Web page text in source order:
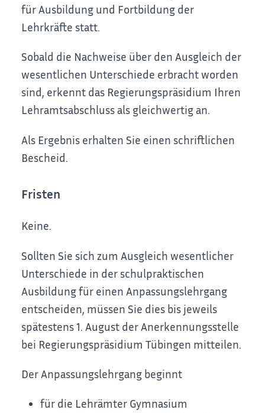
für Ausbildung und Fortbildung der
Lehrkräfte statt.
Sobald die Nachweise über den Ausgleich der
wesentlichen Unterschiede erbracht worden
sind, erkennt das Regierungspräsidium Ihren
Lehramtsabschluss als gleichwertig an.
Als Ergebnis erhalten Sie einen schriftlichen
Bescheid.
Fristen
Keine.
Sollten Sie sich zum Ausgleich wesentlicher
Unterschiede in der schulpraktischen
Ausbildung für einen Anpassungslehrgang
entscheiden, müssen Sie dies bis jeweils
spätestens 1. August der Anerkennungsstelle
bei Regierungspräsidium Tübingen mitteilen.
Der Anpassungslehrgang beginnt
für die Lehrämter Gymnasium